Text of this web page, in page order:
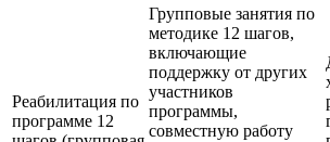
Реабилитация по
программе 12
Групповые занятия по
методике 12 шагов,
включающие
поддержку от других
участников
программы,
совместную работу